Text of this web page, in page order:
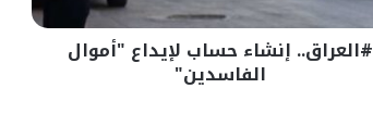
#العراق.. إنشاء حساب لإيداع "أموال
الفاسدين"